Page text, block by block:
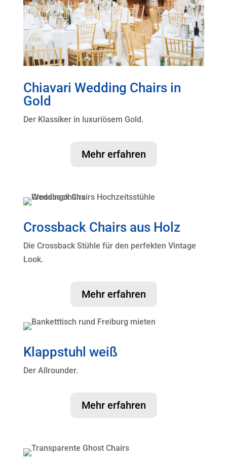
Chiavari Wedding Chairs in
Gold
Der Klassiker in luxuriösem Gold.
Mehr erfahren
Crossback Chairs aus Holz
Die Crossback Stühle für den perfekten Vintage
Look.
Mehr erfahren
Klappstuhl weiß
Der Allrounder.
Mehr erfahren